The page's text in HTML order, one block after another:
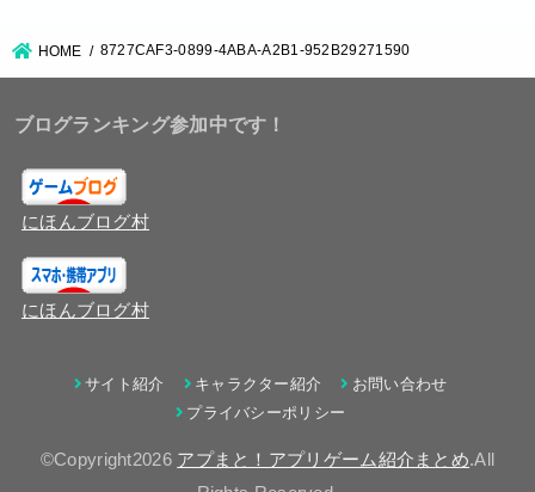
HOME 8727CAF3-0899-4ABA-A2B1-952B29271590
ブログランキング参加中です！
にほんブログ村
にほんブログ村
サイト紹介 キャラクター紹介
お問い合わせ
プライバシーポリシー
©Copyright2026 アプまと！アプリゲーム紹介まとめ.All